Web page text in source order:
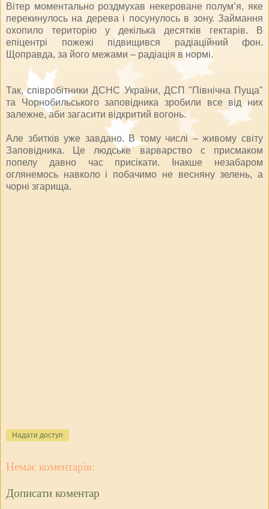
Вітер моментально роздмухав некероване полум’я, яке
перекинулось на дерева і посунулось в зону. Займання
охопило територію у декілька десятків гектарів. В
епіцентрі пожежі підвищився радіаційний фон.
Щоправда, за його межами – радіація в нормі.
Так, співробітники ДСНС України, ДСП "Північна Пуща"
та Чорнобильського заповідника зробили все від них
залежне, аби загасити відкритий вогонь.
Але збитків уже завдано. В тому числі – живому світу
Заповідника. Це людське варварство с присмаком
попелу давно час присікати. Інакше незабаром
оглянемось навколо і побачимо не весняну зелень, а
чорні згарища.
Надати доступ
Немає коментарів:
Дописати коментар